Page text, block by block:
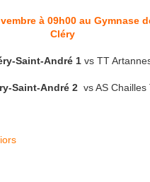
à 09h00 au Gymnase
Cléry
Saint-André 1 vs TT
Saint-André 2 vs AS Chailles